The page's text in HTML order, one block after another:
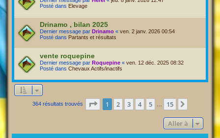
Posté dans Elevage
Drinamo , bilan 2025
Dernier message par Drinamo « ven. 2 janv. 2026 00:54
Posté dans Partants et résultats
vente roquepine
Dernier message par Roquepine « ven. 12 déc. 2025 08:32
Posté dans Chevaux Actifs/inactifs
364 résultats trouvés Page 1sur15
1 2 3 4 5 15
Aller à